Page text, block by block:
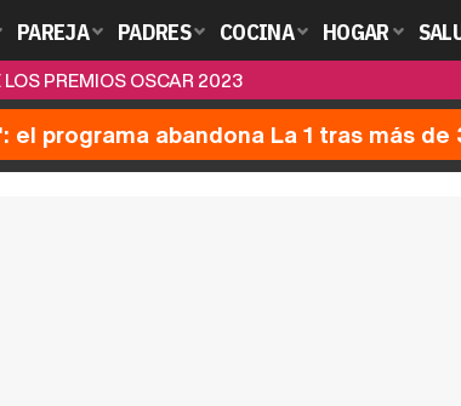
PAREJA PADRES COCINA HOGAR
PREMIOS OSCAR 2023
programa abandona La 1 tras más de